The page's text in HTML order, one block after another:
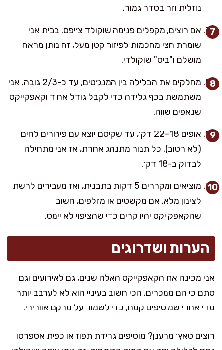
נוזלית וזה בסדר גמור.
אם רוצים, מקפלים פנימה שוקולד צ׳יפס. בבית אני
שומרת חצי מהכמות לפיזור קטן מעל, זה נותן מראה
מושלם ו"ביס" שוקולדי.
מחלקים את הבלילה בין המנג׳טים, עד כ-2/3 גובה. אני
משתמשת בכף גלידה כדי לקבל גודל אחיד וקאפקייקס
שנאפים שווה.
אופים 18–22 דק׳, עד שקיסם יוצא עם פירורים לחים
(לא רטוב). כל תנור מתנהג אחרת, אז אני מתחילה
לבדוק ב-18 דק׳.
מוציאים ומקררים 5 דקות בתבנית, ואז מעבירים לרשת
לצינון מלא. אם מקשטים או מזלפים, חשוב
שהקאפקייקס יהיו קרים כדי שהציפוי לא יימס.
הערות ושדרוגים
אני מכינה את הקאפקייקס האלה שנים, גם לאירועים וגם
סתם כי הם ממכרים. הכי חשוב בעיניי הוא לא לערבב יותר
מדי אחרי שמוסיפים קמח, כדי לשמור על מרקם אוורירי.
רוצים טאץ׳ מרענן? מוסיפים גרידת תפוז או כפית אספרסו